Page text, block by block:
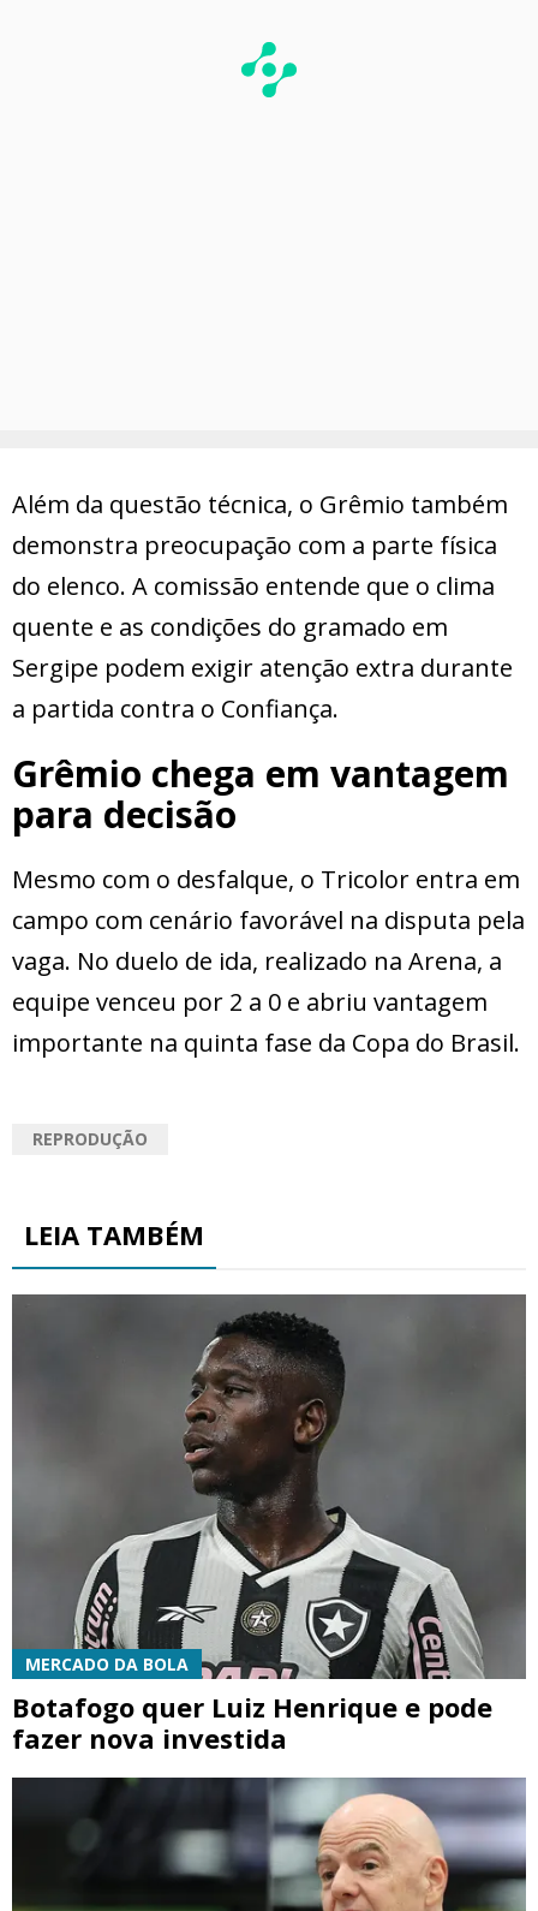
Além da questão técnica, o Grêmio também
demonstra preocupação com a parte física
do elenco. A comissão entende que o clima
quente e as condições do gramado em
Sergipe podem exigir atenção extra durante
a partida contra o Confiança.
Grêmio chega em vantagem
para decisão
Mesmo com o desfalque, o Tricolor entra em
campo com cenário favorável na disputa pela
vaga. No duelo de ida, realizado na Arena, a
equipe venceu por 2 a 0 e abriu vantagem
importante na quinta fase da Copa do Brasil.
REPRODUÇÃO
LEIA TAMBÉM
MERCADO DA BOLA
Botafogo quer Luiz Henrique e pode
fazer nova investida